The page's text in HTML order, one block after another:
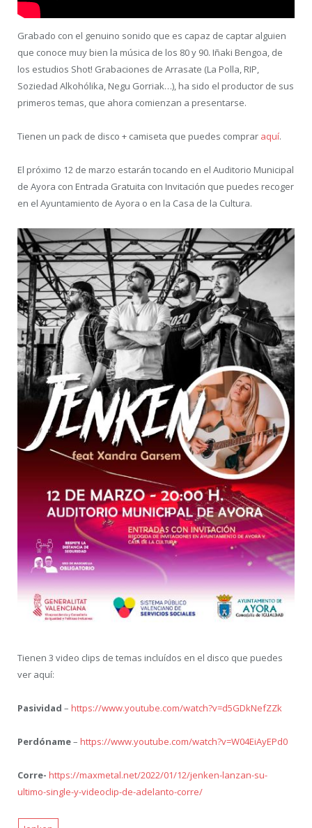
Grabado con el genuino sonido que es capaz de captar alguien
que conoce muy bien la música de los 80 y 90. Iñaki Bengoa, de
los estudios Shot! Grabaciones de Arrasate (La Polla, RIP,
Soziedad Alkohólika, Negu Gorriak…), ha sido el productor de sus
primeros temas, que ahora comienzan a presentarse.
Tienen un pack de disco + camiseta que puedes comprar aquí.
El próximo 12 de marzo estarán tocando en el Auditorio Municipal
de Ayora con Entrada Gratuita con Invitación que puedes recoger
en el Ayuntamiento de Ayora o en la Casa de la Cultura.
Tienen 3 video clips de temas incluídos en el disco que puedes
ver aquí:
Pasividad – https://www.youtube.com/watch?v=d5GDkNefZZk
Perdóname– https://www.youtube.com/watch?v=W04EiAyEPd0
Corre- https://maxmetal.net/2022/01/12/jenken-lanzan-su-
ultimo-single-y-videoclip-de-adelanto-corre/